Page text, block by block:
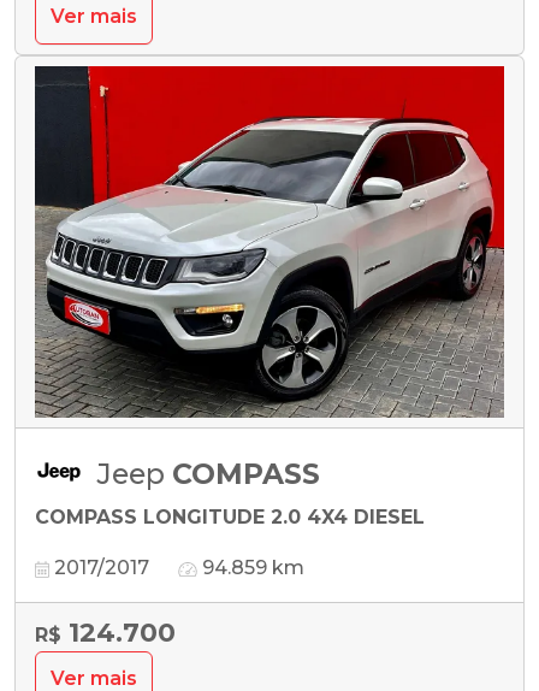
Ver mais
Jeep COMPASS
COMPASS LONGITUDE 2.0 4X4 DIESEL
2017/2017 94.859 km
R$ 124.700
Ver mais